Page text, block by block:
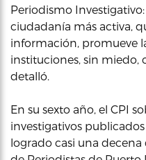
Periodismo
ciudadanía más activa,
información, promueve
instituciones, sin miedo,
detalló.
En su sexto año, el CPI
investigativos
logrado casi una